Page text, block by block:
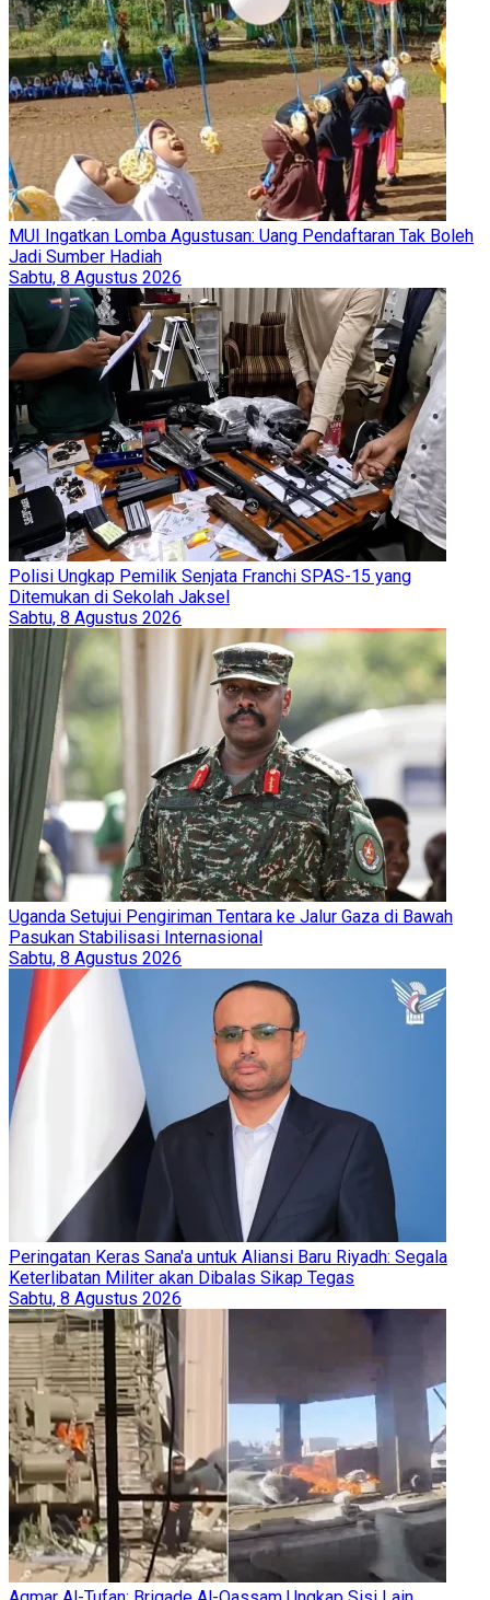
MUI Ingatkan Lomba Agustusan: Uang Pendaftaran Tak Boleh
Jadi Sumber Hadiah
Sabtu, 8 Agustus 2026
Polisi Ungkap Pemilik Senjata Franchi SPAS-15 yang
Ditemukan di Sekolah Jaksel
Sabtu, 8 Agustus 2026
Uganda Setujui Pengiriman Tentara ke Jalur Gaza di Bawah
Pasukan Stabilisasi Internasional
Sabtu, 8 Agustus 2026
Peringatan Keras Sana'a untuk Aliansi Baru Riyadh: Segala
Keterlibatan Militer akan Dibalas Sikap Tegas
Sabtu, 8 Agustus 2026